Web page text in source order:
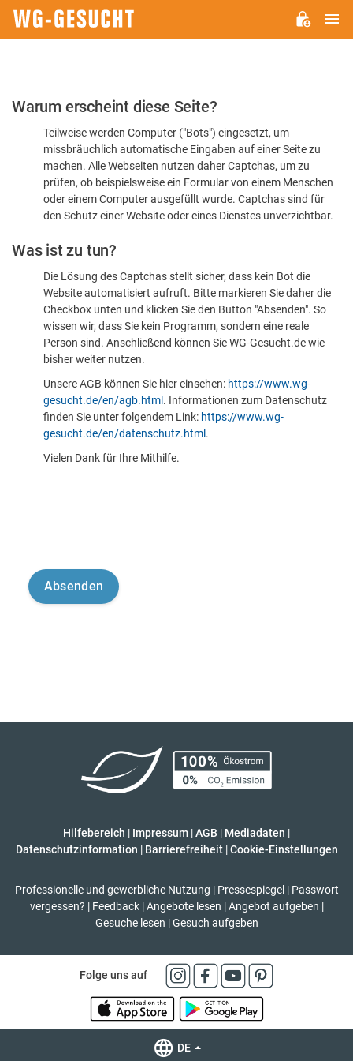
Bitte
dass
sind
Warum erscheint diese Seite?
Teilweise werden Computer ("Bots") eingesetzt, um
missbräuchlich automatische Eingaben auf einer Seite zu
machen. Alle Webseiten nutzen daher Captchas, um zu
prüfen, ob beispielsweise ein Formular von einem Menschen
oder einem Computer ausgefüllt wurde. Captchas sind für
den Schutz einer Website oder eines Dienstes unverzichtbar.
Was ist zu tun?
Die Lösung des Captchas stellt sicher, dass kein Bot die
Website automatisiert aufruft. Bitte markieren Sie daher die
Checkbox unten und klicken Sie den Button "Absenden". So
wissen wir, dass Sie kein Programm, sondern eine reale
Person sind. Anschließend können Sie WG-Gesucht.de wie
bisher weiter nutzen.
Unsere AGB können Sie hier einsehen: https://www.wg-
gesucht.de/en/agb.html . Informationen zum Datenschutz
finden Sie unter folgendem Link: https://www.wg-
gesucht.de/en/datenschutz.html .
Vielen Dank für Ihre Mithilfe.
Hilfebereich | Impressum |AGB | Mediadaten |
Datenschutzinformation | Barrierefreiheit | Cookie-Einstellungen
Professionelle und gewerbliche Nutzung | Pressespiegel | Passwort
vergessen? | Feedback | Angebote lesen | Angebot aufgeben |
Gesuche lesen | Gesuch aufgeben
Folge uns auf
DE